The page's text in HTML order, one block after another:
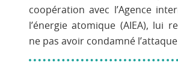
coopération avec l’Agence
l’énergie atomique (AIEA), lui
ne pas avoir condamné l’attaque